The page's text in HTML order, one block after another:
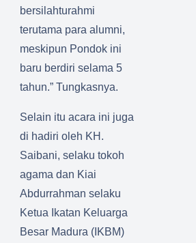
bersilahturahmi
terutama para alumni,
meskipun Pondok ini
baru berdiri selama 5
tahun.” Tungkasnya.
Selain itu acara ini juga
di hadiri oleh KH.
Saibani, selaku tokoh
agama dan Kiai
Abdurrahman selaku
Ketua Ikatan Keluarga
Besar Madura (IKBM)